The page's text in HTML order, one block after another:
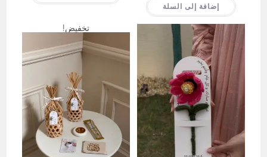
إضافة إلى السلة
تخفيض!